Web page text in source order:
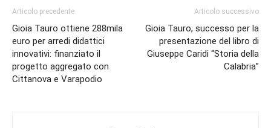
Articolo precedente
Gioia Tauro ottiene 288mila
euro per arredi didattici
innovativi: finanziato il
progetto aggregato con
Cittanova e Varapodio
Articolo successivo
Gioia Tauro, successo per la
presentazione del libro di
Giuseppe Caridi “Storia della
Calabria”